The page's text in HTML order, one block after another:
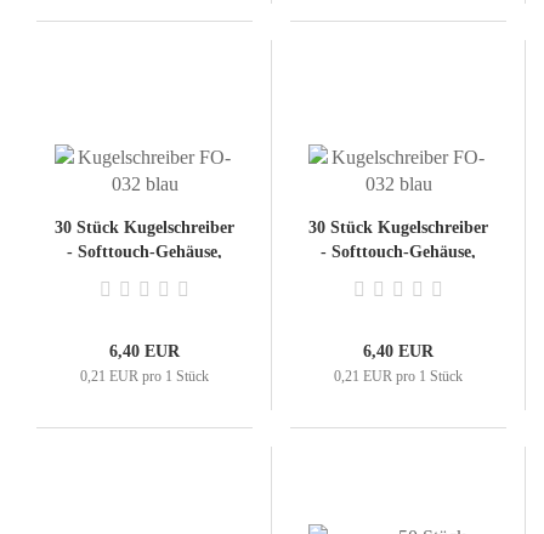
30 Stück Kugelschreiber
- Softtouch-Gehäuse,
schnell trocknende
6,40 EUR
0,21 EUR pro 1 Stück
30 Stück Kugelschreiber
- Softtouch-Gehäuse,
schnell trocknende
6,40 EUR
0,21 EUR pro 1 Stück